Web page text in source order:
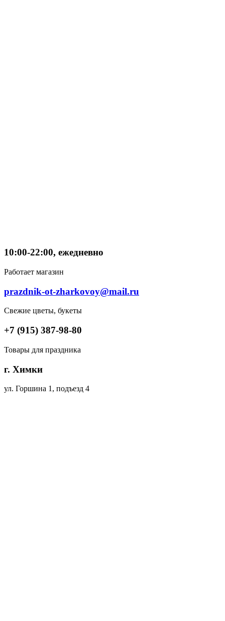
10:00-22:00, ежедневно
Работает магазин
prazdnik-ot-zharkovoy@mail.ru
Свежие цветы, букеты
+7 (915) 387-98-80
Товары для праздника
г. Химки
ул. Горшина 1, подъезд 4